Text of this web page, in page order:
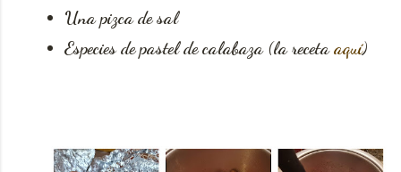
Una pizca de sal
Especies de pastel de calabaza (la recetaaquí)